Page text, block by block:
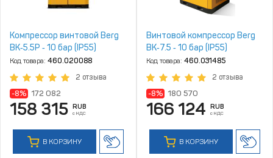
Компрессор винтовой Berg
ВК‑5.5Р ‑ 10 бар (IP55)
Код товара: 460.020088
2 отзыва
-8% 172 082
158 315 RUB
с НДС
В КОРЗИНУ
Винтовой компрессор Berg
ВК‑7.5 ‑ 10 бар (IP55)
Код товара: 460.031485
2 отзыва
-8% 180 570
166 124 RUB
с НДС
В КОРЗИНУ